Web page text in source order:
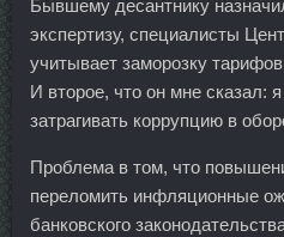
Бывшему десантнику
экспертизу, специалисты
учитывает заморозку
И второе, что он мне сказал:
затрагивать коррупцию в
Проблема в том, что
переломить инфляционные
банковского